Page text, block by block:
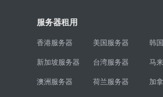
服务器租用
香港服务器 美国服务器 韩
新加坡服务器 台湾服务器 马
澳洲服务器 荷兰服务器 加